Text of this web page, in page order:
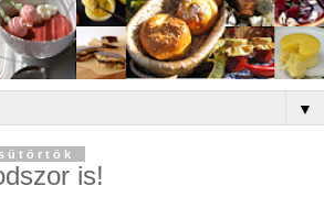
▼
is!